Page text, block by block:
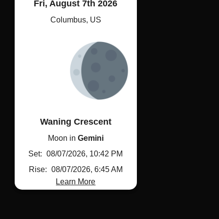
Fri, August 7th 2026
Columbus, US
Waning Crescent
Moon in Gemini
Set:
08/07/2026, 10:42 PM
Rise: 08/07/2026, 6:45 AM
Learn More